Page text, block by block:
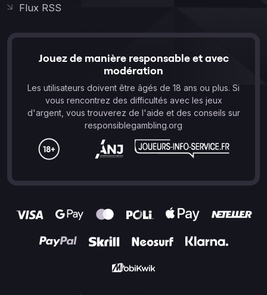
Flux RSS
Jouez de manière responsable et avec
modération
Les utilisateurs doivent être âgés de 18 ans ou plus. Si
vous rencontrez des difficultés avec les jeux
d'argent, vous trouverez de l'aide et des conseils sur
responsiblegambling.org